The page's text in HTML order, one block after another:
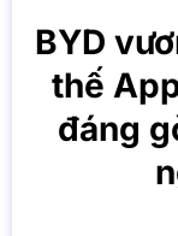
BYD
thế
đáng